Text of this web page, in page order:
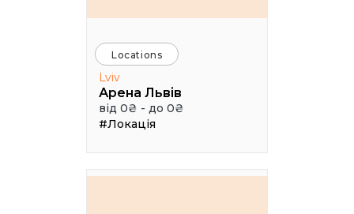
Locations
Lviv
Арена Львів
від 0₴ - до 0₴
#Локація